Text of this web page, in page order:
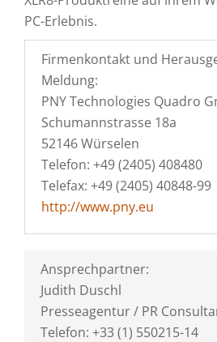
PC-Erlebnis.
Firmenkontakt und
Meldung:
PNY Technologies Quadro
Schumannstrasse 18a
52146 Würselen
Telefon: +49 (2405) 408480
Telefax: +49 (2405) 40848-99
http://www.pny.eu
Ansprechpartner:
Judith Duschl
Presseagentur / PR
Telefon: +33 (1) 550215-14